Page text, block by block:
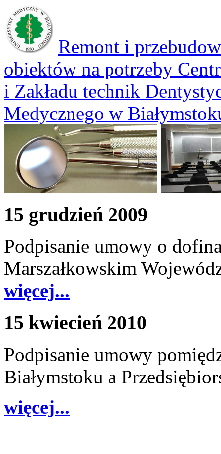
Remont i
obiektów na potrzeby
i Zakładu technik
Medycznego w
15 grudzień 2009
Podpisanie umowy o
Marszałkowskim
więcej...
15 kwiecień 2010
Podpisanie umowy
Białymstoku a
więcej...